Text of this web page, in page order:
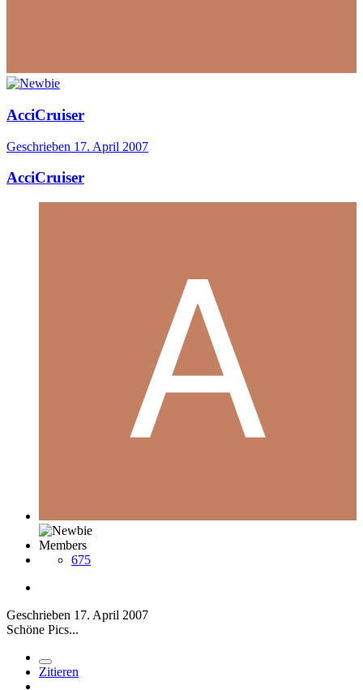
AcciCruiser
Geschrieben 17. April 2007
AcciCruiser
Members
675
Geschrieben 17. April 2007
Schöne Pics...
Zitieren